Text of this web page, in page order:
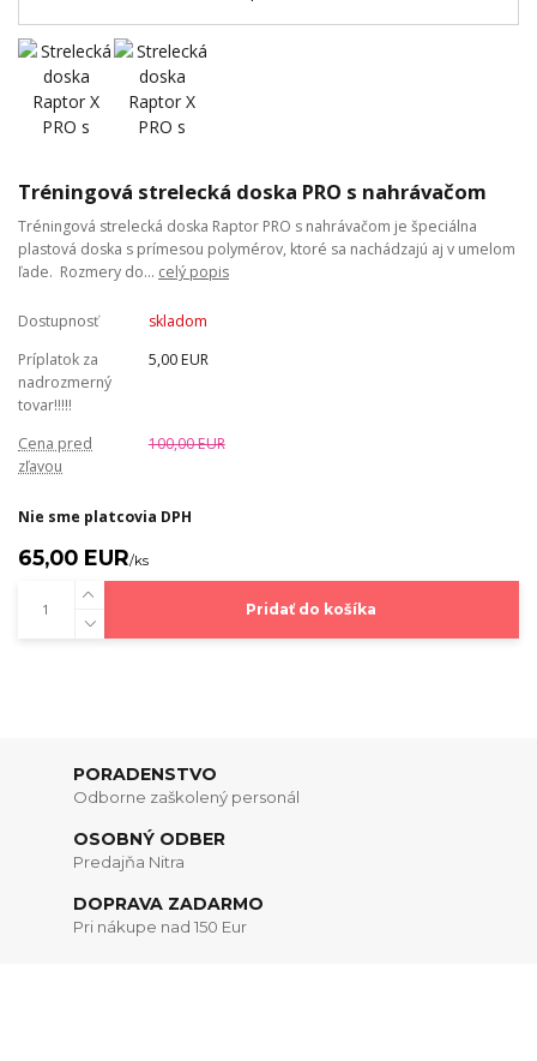
Tréningová strelecká doska PRO s nahrávačom
Tréningová strelecká doska Raptor PRO s nahrávačom je špeciálna
plastová doska s prímesou polymérov, ktoré sa nachádzajú aj v umelom
ľade. Rozmery do... celý popis
Dostupnosť
skladom
Príplatok za
nadrozmerný
tovar!!!!!
5,00 EUR
Cena pred
zľavou
100,00 EUR
Nie sme platcovia DPH
65,00 EUR/ks
Pridať do košíka
PORADENSTVO
Odborne zaškolený personál
OSOBNÝ ODBER
Predajňa Nitra
DOPRAVA ZADARMO
Pri nákupe nad 150 Eur